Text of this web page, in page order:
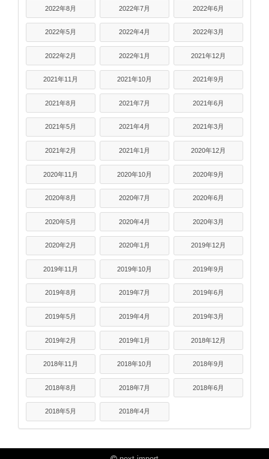
2022年8月 2022年7月 2022年6月
2022年5月 2022年4月 2022年3月
2022年2月 2022年1月 2021年12月
2021年11月 2021年10月 2021年9月
2021年8月 2021年7月 2021年6月
2021年5月 2021年4月 2021年3月
2021年2月 2021年1月 2020年12月
2020年11月 2020年10月 2020年9月
2020年8月 2020年7月 2020年6月
2020年5月 2020年4月 2020年3月
2020年2月 2020年1月 2019年12月
2019年11月 2019年10月 2019年9月
2019年8月 2019年7月 2019年6月
2019年5月 2019年4月 2019年3月
2019年2月 2019年1月 2018年12月
2018年11月 2018年10月 2018年9月
2018年8月 2018年7月 2018年6月
2018年5月 2018年4月